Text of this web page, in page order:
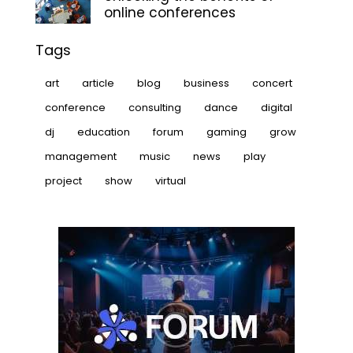
online conferences
Tags
art article blog business
concert
conference
consulting dance
digital
dj
education forum gaming
grow
management
music news
play
project
show virtual